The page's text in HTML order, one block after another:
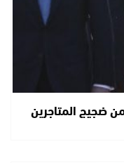
ضجيج المتاجرين